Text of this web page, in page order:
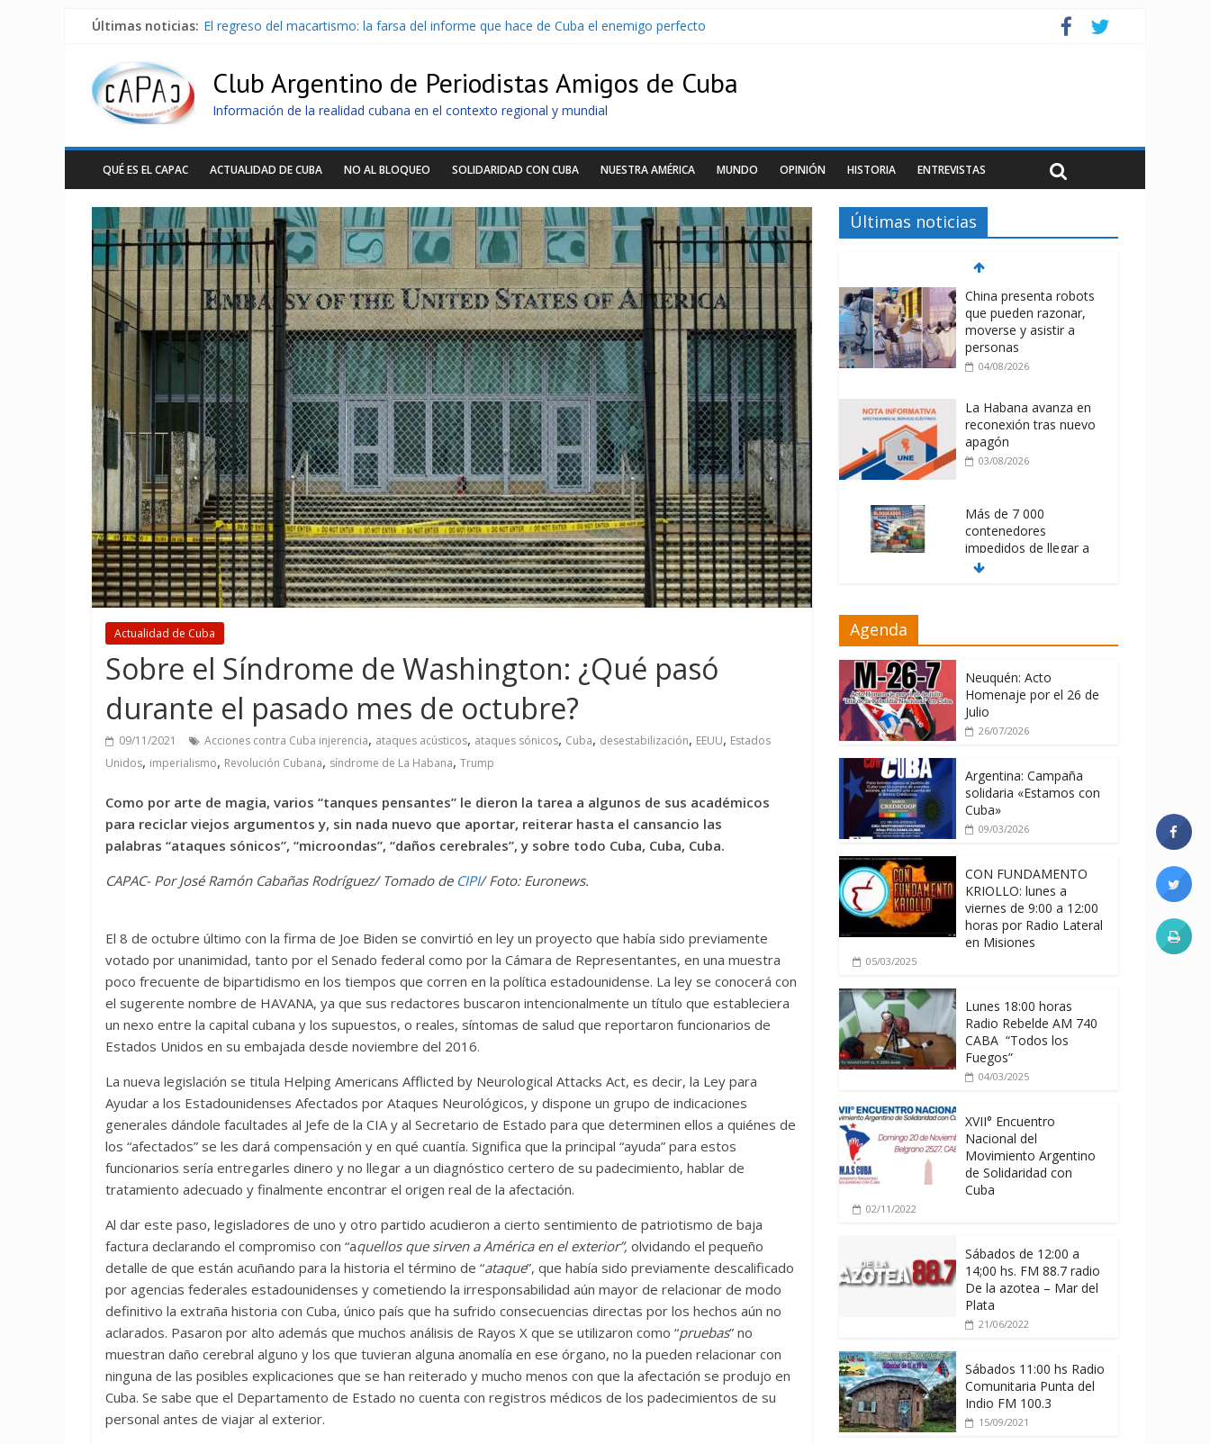
Últimas noticias: El regreso del macartismo: la farsa del informe que hace de Cuba el enemigo perfecto
La Habana avanza en reconexión tras nuevo apagón
Más de 7 000 contenedores impedidos de llegar a Cuba
Club Argentino de Periodistas Amigos de Cuba
Información de la realidad cubana en el contexto regional y mundial
QUÉ ES EL CAPAC ACTUALIDAD DE CUBA NO AL BLOQUEO SOLIDARIDAD CON CUBA NUESTRA AMÉRICA MUNDO OPINIÓN HISTORIA ENTREVISTAS
Actualidad de Cuba
Sobre el Síndrome de Washington: ¿Qué pasó
durante el pasado mes de octubre?
09/11/2021 Acciones contra Cuba injerencia, ataques acústicos, ataques sónicos, Cuba, desestabilización, EEUU, Estados
Unidos, imperialismo, Revolución Cubana, síndrome de La Habana, Trump
Como por arte de magia, varios “tanques pensantes” le dieron la tarea a algunos de sus académicos
para reciclar viejos argumentos y, sin nada nuevo que aportar, reiterar hasta el cansancio las
palabras “ataques sónicos”, “microondas”, “daños cerebrales”, y sobre todo Cuba, Cuba, Cuba.
CAPAC- Por José Ramón Cabañas Rodríguez/ Tomado de CIPI/ Foto: Euronews.
El 8 de octubre último con la firma de Joe Biden se convirtió en ley un proyecto que había sido previamente
votado por unanimidad, tanto por el Senado federal como por la Cámara de Representantes, en una muestra
poco frecuente de bipartidismo en los tiempos que corren en la política estadounidense. La ley se conocerá con
el sugerente nombre de HAVANA, ya que sus redactores buscaron intencionalmente un título que estableciera
un nexo entre la capital cubana y los supuestos, o reales, síntomas de salud que reportaron funcionarios de
Estados Unidos en su embajada desde noviembre del 2016.
La nueva legislación se titula Helping Americans Afflicted by Neurological Attacks Act, es decir, la Ley para
Ayudar a los Estadounidenses Afectados por Ataques Neurológicos, y dispone un grupo de indicaciones
generales dándole facultades al Jefe de la CIA y al Secretario de Estado para que determinen ellos a quiénes de
los “afectados” se les dará compensación y en qué cuantía. Significa que la principal “ayuda” para estos
funcionarios sería entregarles dinero y no llegar a un diagnóstico certero de su padecimiento, hablar de
tratamiento adecuado y finalmente encontrar el origen real de la afectación.
Al dar este paso, legisladores de uno y otro partido acudieron a cierto sentimiento de patriotismo de baja
factura declarando el compromiso con “aquellos que sirven a América en el exterior”, olvidando el pequeño
detalle de que están acuñando para la historia el término de “ataque”, que había sido previamente descalificado
por agencias federales estadounidenses y cometiendo la irresponsabilidad aún mayor de relacionar de modo
definitivo la extraña historia con Cuba, único país que ha sufrido consecuencias directas por los hechos aún no
aclarados. Pasaron por alto además que muchos análisis de Rayos X que se utilizaron como “pruebas” no
muestran daño cerebral alguno y los que tuvieran alguna anomalía en ese órgano, no la pueden relacionar con
ninguna de las posibles explicaciones que se han reiterado y mucho menos con que la afectación se produjo en
Cuba. Se sabe que el Departamento de Estado no cuenta con registros médicos de los padecimientos de su
personal antes de viajar al exterior.
Últimas noticias
China presenta robots
que pueden razonar,
moverse y asistir a
personas
04/08/2026
La Habana avanza en
reconexión tras nuevo
apagón
03/08/2026
Más de 7 000
contenedores
impedidos de llegar a
Cuba
memorándum con
04/08/2026
Agenda
Neuquén: Acto
Homenaje por el 26 de
Julio
26/07/2026
Argentina: Campaña
solidaria «Estamos con
Cuba»
09/03/2026
CON FUNDAMENTO
KRIOLLO: lunes a
viernes de 9:00 a 12:00
horas por Radio Lateral
en Misiones
05/03/2025
Lunes 18:00 horas
Radio Rebelde AM 740
CABA “Todos los
Fuegos”
04/03/2025
XVII° Encuentro
Nacional del
Movimiento Argentino
de Solidaridad con
Cuba
02/11/2022
Sábados de 12:00 a
14;00 hs. FM 88.7 radio
De la azotea – Mar del
Plata
21/06/2022
Sábados 11:00 hs Radio
Comunitaria Punta del
Indio FM 100.3
15/09/2021